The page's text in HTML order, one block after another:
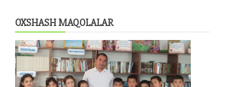
OXSHASH MAQOLALAR